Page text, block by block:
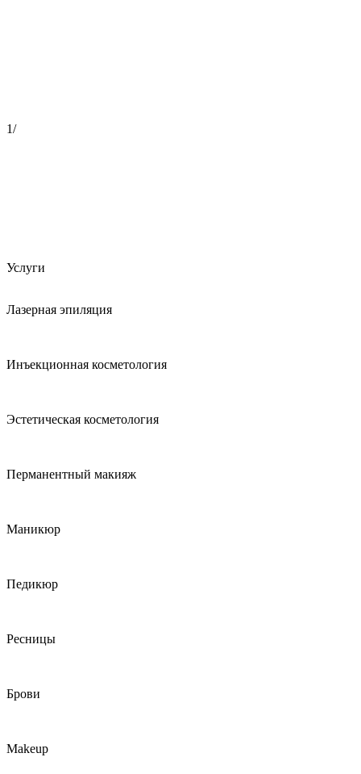
1/
Услуги
Лазерная эпиляция
Инъекционная косметология
Эстетическая косметология
Перманентный макияж
Маникюр
Педикюр
Ресницы
Брови
Makeup